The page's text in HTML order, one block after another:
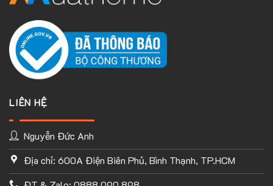
LIÊN HỆ
Nguyễn Đức Anh
Địa chỉ: 600A Điện Biên Phủ, Bình Thạnh, TP.HCM